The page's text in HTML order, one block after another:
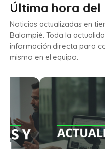
Última hora del
Noticias actualizadas en
Balompié. Toda la
información directa para
mismo en el equipo.